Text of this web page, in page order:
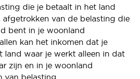
die je betaalt in het land
afgetrokken van de belasting die
bent in je woonland
kan het inkomen dat je
land waar je werkt alleen in dat
zijn en in je woonland
van belasting.